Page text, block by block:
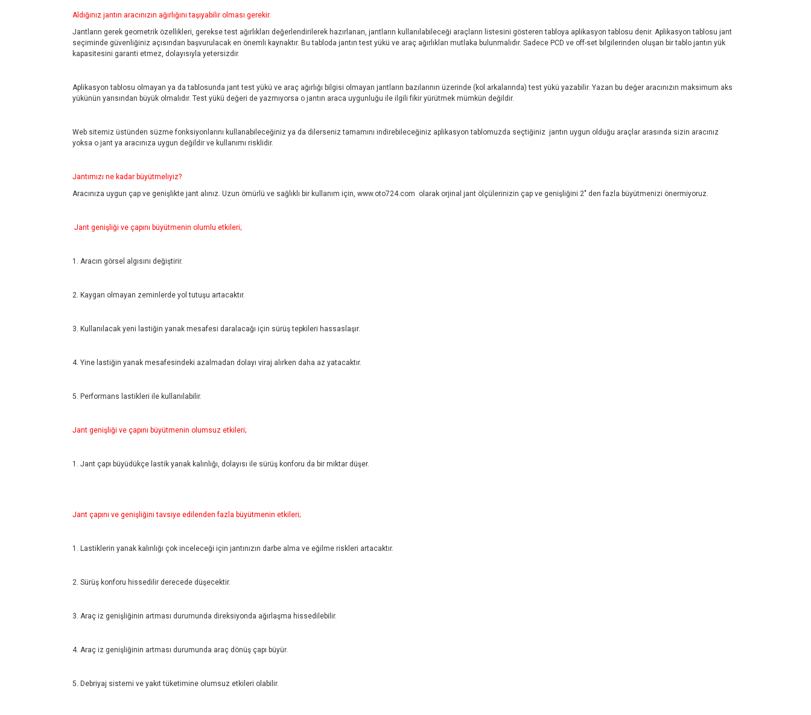
Aldığınız jantın aracınızın ağırlığını taşıyabilir olması gerekir.
Jantların gerek geometrik özellikleri, gerekse test ağırlıkları değerlendirilerek hazırlanan, jantların kullanılabileceği araçların listesini gösteren tabloya aplikasyon tablosu denir. Aplikasyon tablosu jant
seçiminde güvenliğiniz açısından başvurulacak en önemli kaynaktır. Bu tabloda jantın test yükü ve araç ağırlıkları mutlaka bulunmalıdır. Sadece PCD ve off-set bilgilerinden oluşan bir tablo jantın yük
kapasitesini garanti etmez, dolayısıyla yetersizdir.
Aplikasyon tablosu olmayan ya da tablosunda jant test yükü ve araç ağırlığı bilgisi olmayan jantların bazılarının üzerinde (kol arkalarında) test yükü yazabilir. Yazan bu değer aracınızın maksimum aks
yükünün yarısından büyük olmalıdır. Test yükü değeri de yazmıyorsa o jantın araca uygunluğu ile ilgili fikir yürütmek mümkün değildir.
Web sitemiz üstünden süzme fonksiyonlarını kullanabileceğiniz ya da dilerseniz tamamını indirebileceğiniz aplikasyon tablomuzda seçtiğiniz jantın uygun olduğu araçlar arasında sizin aracınız
yoksa o jant ya aracınıza uygun değildir ve kullanımı risklidir.
Jantımızı ne kadar büyütmeliyiz?
Aracınıza uygun çap ve genişlikte jant alınız. Uzun ömürlü ve sağlıklı bir kullanım için, www.oto724.com olarak orjinal jant ölçülerinizin çap ve genişliğini 2" den fazla büyütmenizi önermiyoruz.
Jant genişliği ve çapını büyütmenin olumlu etkileri;
1. Aracın görsel algısını değiştirir.
2. Kaygan olmayan zeminlerde yol tutuşu artacaktır.
3. Kullanılacak yeni lastiğin yanak mesafesi daralacağı için sürüş tepkileri hassaslaşır.
4. Yine lastiğin yanak mesafesindeki azalmadan dolayı viraj alırken daha az yatacaktır.
5. Performans lastikleri ile kullanılabilir.
Jant genişliği ve çapını büyütmenin olumsuz etkileri;
1. Jant çapı büyüdükçe lastik yanak kalınlığı, dolayısı ile sürüş konforu da bir miktar düşer.
Jant çapını ve genişliğini tavsiye edilenden fazla büyütmenin etkileri;
1. Lastiklerin yanak kalınlığı çok inceleceği için jantınızın darbe alma ve eğilme riskleri artacaktır.
2. Sürüş konforu hissedilir derecede düşecektir.
3. Araç iz genişliğinin artması durumunda direksiyonda ağırlaşma hissedilebilir.
4. Araç iz genişliğinin artması durumunda araç dönüş çapı büyür.
5. Debriyaj sistemi ve yakıt tüketimine olumsuz etkileri olabilir.